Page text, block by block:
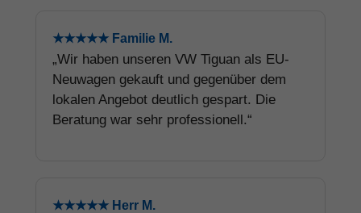
★★★★★ Familie M.
„Wir haben unseren VW Tiguan als EU-
Neuwagen gekauft und gegenüber dem
lokalen Angebot deutlich gespart. Die
Beratung war sehr professionell.“
★★★★★ Herr M.